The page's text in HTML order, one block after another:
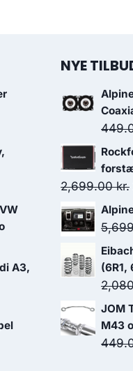
A3,
NYE
2,699.00kr.
(6R1,
JOM
M43